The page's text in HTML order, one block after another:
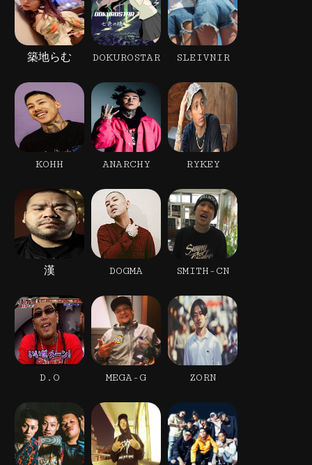
築地らむ DOKUROSTAR SLEIVNIR
KOHH ANARCHY RYKEY
漢 DOGMA SMITH-CN
D.O MEGA-G ZORN